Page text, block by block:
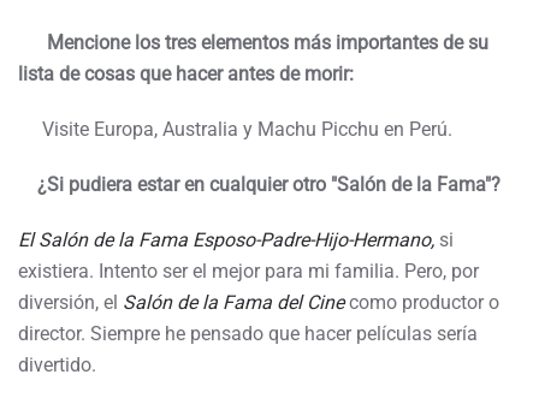
Mencione los tres elementos más importantes de su
lista de cosas que hacer antes de morir:
Visite Europa, Australia y Machu Picchu en Perú.
¿Si pudiera estar en cualquier otro "Salón de la Fama"?
El Salón de la Fama Esposo-Padre-Hijo-Hermano, si
existiera. Intento ser el mejor para mi familia. Pero, por
diversión, el Salón de la Fama del Cinecomo productor o
director. Siempre he pensado que hacer películas sería
divertido.